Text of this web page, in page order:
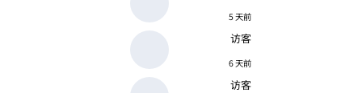
5 天前
访客
6 天前
访客